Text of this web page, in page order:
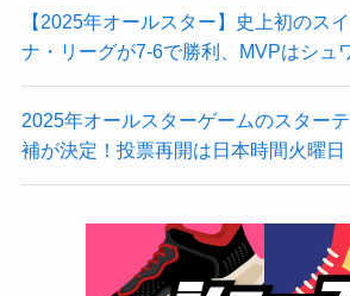
【2025年オールスター】史上初のス
ナ・リーグが7-6で勝利、MVPはシュ
2025年オールスターゲームのスター
補が決定！投票再開は日本時間火曜日